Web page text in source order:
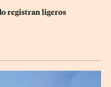
registran ligeros